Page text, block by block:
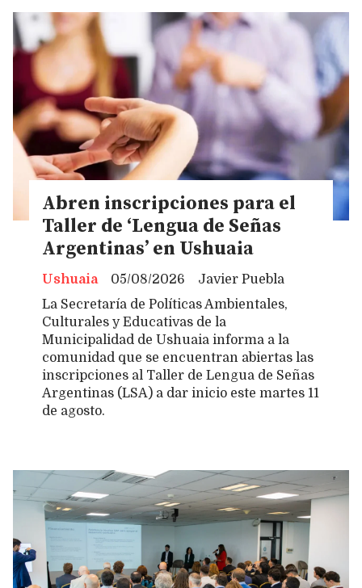
Abren inscripciones para el
Taller de ‘Lengua de Señas
Argentinas’ en Ushuaia
Javier Puebla
Ushuaia
05/08/2026
La Secretaría de Políticas Ambientales,
Culturales y Educativas de la
Municipalidad de Ushuaia informa a la
comunidad que se encuentran abiertas las
inscripciones al Taller de Lengua de Señas
Argentinas (LSA) a dar inicio este martes 11
de agosto.